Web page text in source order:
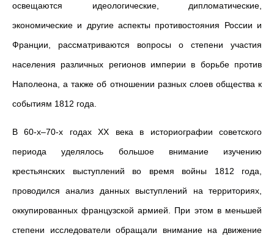
освещаются идеологические, дипломатические,
экономические и другие аспекты противостояния России и
Франции, рассматриваются вопросы о степени участия
населения различных регионов империи в борьбе против
Наполеона, а также об отношении разных слоев общества к
событиям 1812 года.
В 60-х–70-х годах XX века в историографии советского
периода уделялось большое внимание изучению
крестьянских выступлений во время войны 1812 года,
проводился анализ данных выступлений на территориях,
оккупированных французской армией. При этом в меньшей
степени исследователи обращали внимание на движение